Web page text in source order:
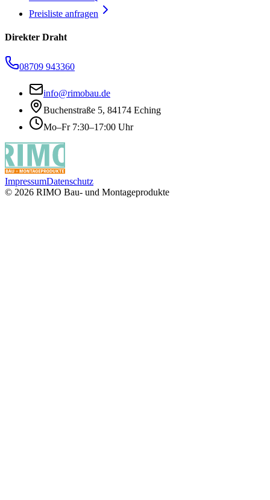
Preisliste anfragen
Direkter Draht
08709 943360
info@rimobau.de
Buchenstraße 5, 84174 Eching
Mo–Fr 7:30–17:00 Uhr
ImpressumDatenschutz
© 2026 RIMO Bau- und Montageprodukte